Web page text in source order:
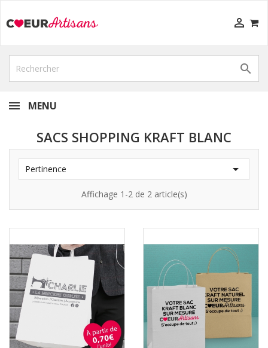


MENU
SACS SHOPPING KRAFT BLANC
Pertinence 
Affichage 1-2 de 2 article(s)